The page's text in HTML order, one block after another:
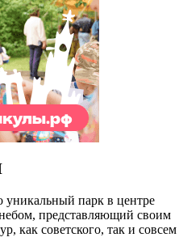
парк в центре
представляющий своим
как советского, так и совсем